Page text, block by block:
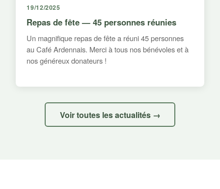
19/12/2025
Repas de fête — 45 personnes réunies
Un magnifique repas de fête a réuni 45 personnes
au Café Ardennais. Merci à tous nos bénévoles et à
nos généreux donateurs !
Voir toutes les actualités →